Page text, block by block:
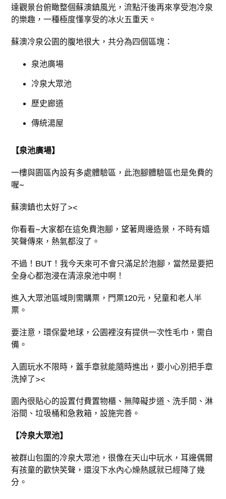
達觀景台俯瞰整個蘇澳鎮風光，流點汗後再來享受泡冷泉
的樂趣，一種極度懂享受的冰火五重天。
蘇澳冷泉公園的腹地很大，共分為四個區塊：
泉池廣場
冷泉大眾池
歷史廊道
傳統湯屋
【泉池廣場】
一樓與園區內設有多處體驗區，此泡腳體驗區也是免費的
喔~
蘇澳鎮也太好了><
你看看~大家都在這免費泡腳，望著周邊造景，不時有嬉
笑聲傳來，熱氣都沒了。
不過！BUT！我今天來可不會只滿足於泡腳，當然是要把
全身心都泡浸在清涼泉池中啊！
進入大眾池區域則需購票，門票120元，兒童和老人半
票。
要注意，環保愛地球，公園裡沒有提供一次性毛巾，需自
備。
入園玩水不限時，蓋手章就能隨時進出，要小心別把手章
洗掉了><
園內很貼心的設置付費置物櫃、無障礙步道、洗手間、淋
浴間、垃圾桶和急救箱，設施完善。
【冷泉大眾池】
被群山包圍的冷泉大眾池，很像在天山中玩水，耳邊偶爾
有孩童的歡快笑聲，還沒下水內心燥熱感就已經降了幾
分。